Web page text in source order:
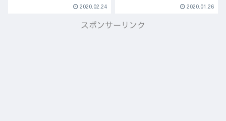
2020.02.24 2020.01.26
スポンサーリンク